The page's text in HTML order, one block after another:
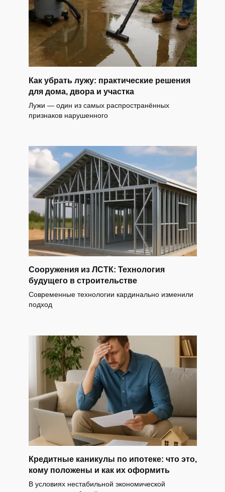
Как убрать лужу: практические решения
для дома, двора и участка
Лужи — один из самых распространённых
признаков нарушенного
Сооружения из ЛСТК: Технология
будущего в строительстве
Современные технологии кардинально изменили
подход
Кредитные каникулы по ипотеке: что это,
кому положены и как их оформить
В условиях нестабильной экономической